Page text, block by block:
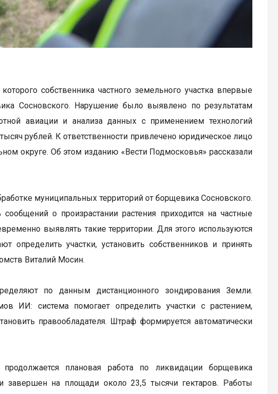
собственника частного земельного участка впервые
Сосновского. Нарушение было выявлено по результатам
авиации и анализа данных с применением технологий
рублей. К ответственности привлечено юридическое лицо
округе. Об этом изданию «Вести Подмосковья» рассказали
муниципальных территорий от борщевика Сосновского.
о произрастании растения приходится на частные
выявлять такие территории. Для этого используются
участки, установить собственников и принять
Виталий Мосин.
по данным дистанционного зондирования Земли.
ИИ: система помогает определить участки с растением,
правообладателя. Штраф формируется автоматически
плановая работа по ликвидации борщевика
завершен на площади около 23,5 тысячи гектаров. Работы